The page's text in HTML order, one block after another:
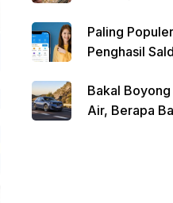
Paling
Penghasil
Bakal
Air, Berapa